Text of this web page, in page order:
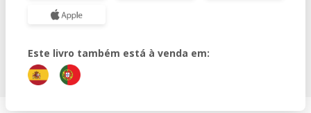
Este livro também está à venda em: